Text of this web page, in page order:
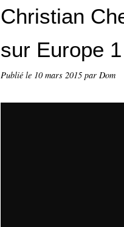
Christian
sur Europe
Publié le 10 mars 2015 par Dom